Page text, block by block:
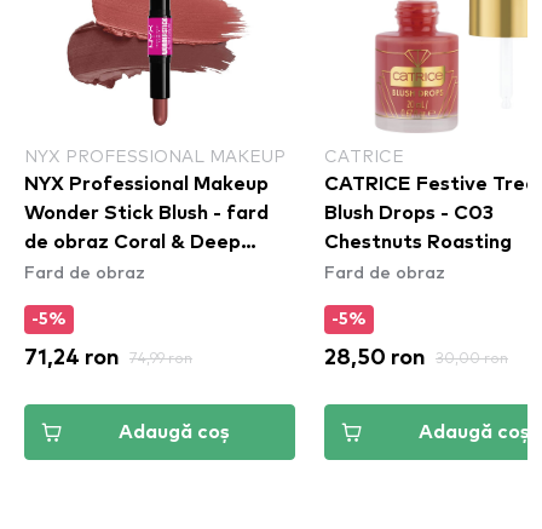
NYX PROFESSIONAL MAKEUP
NYX Professional Makeup
Wonder Stick Blush - fard
de obraz Coral & Deep
Peach (WSB03)
Fard de obraz
-5%
71,24 ron 74,99 ron
Adaugă coș
CATRICE
CATRICE Festive
Blush Drops - C03
Chestnuts Roasting
Fard de obraz
-5%
28,50 ron 30,00 ron
Adaugă coș